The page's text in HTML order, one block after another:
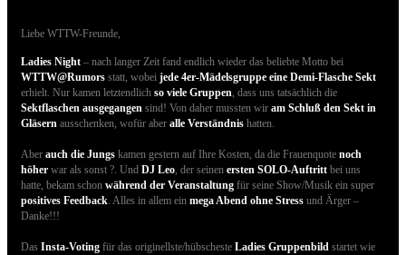
Liebe WTTW-Freunde,
Ladies Night – nach langer Zeit fand endlich wieder das beliebte Motto bei
WTTW@Rumors statt, wobei jede 4er-Mädelsgruppe eine Demi-Flasche Sekt
erhielt. Nur kamen letztendlich so viele Gruppen, dass uns tatsächlich die
Sektflaschen ausgegangen sind! Von daher mussten wir am Schluß den Sekt in
Gläsern ausschenken, wofür aber alle Verständnis hatten.
Aber auch die Jungs kamen gestern auf Ihre Kosten, da die Frauenquote noch
höher war als sonst ?. Und DJ Leo, der seinen ersten SOLO-Auftritt bei uns
hatte, bekam schon während der Veranstaltung für seine Show/Musik ein super
positives Feedback. Alles in allem ein mega Abend ohne Stress und Ärger –
Danke!!!
Das Insta-Voting für das originellste/hübscheste Ladies Gruppenbild startet wie